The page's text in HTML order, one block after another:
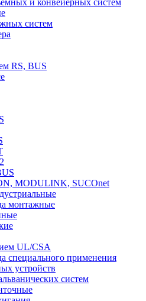
систем
RS, BUS
MODULINK, SUCOnet
монтажные
UL/CSA
специального применения
устройств
систем